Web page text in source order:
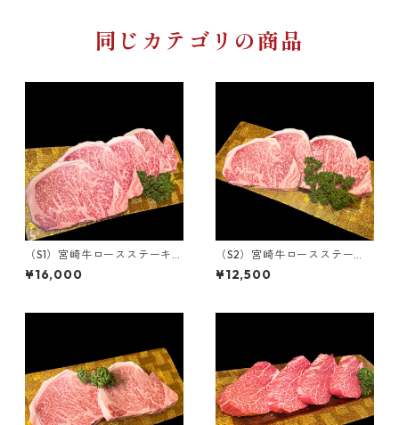
同じカテゴリの商品
（S1）宮崎牛ロースステーキ
800g（4枚カット）
¥16,000
（S2）宮崎牛ロースステー
キ 600g（3枚カット）
¥12,500